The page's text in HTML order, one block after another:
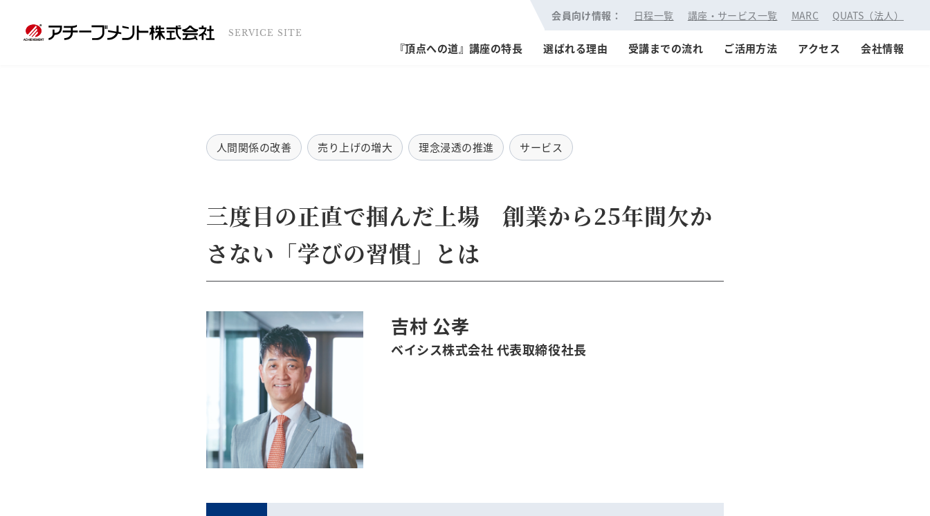
SERVICE SITE
会員向け情報： 日程一覧 講座・サービス一覧 MARC QUATS（法人）
『頂点への道』講座の特長 選ばれる理由 受講までの流れ ご活用方法 アクセス 会社情報
人間関係の改善 売り上げの増大 理念浸透の推進 サービス
三度目の正直で掴んだ上場 創業から25年間欠か
さない「学びの習慣」とは
吉村 公孝
ベイシス株式会社 代表取締役社長